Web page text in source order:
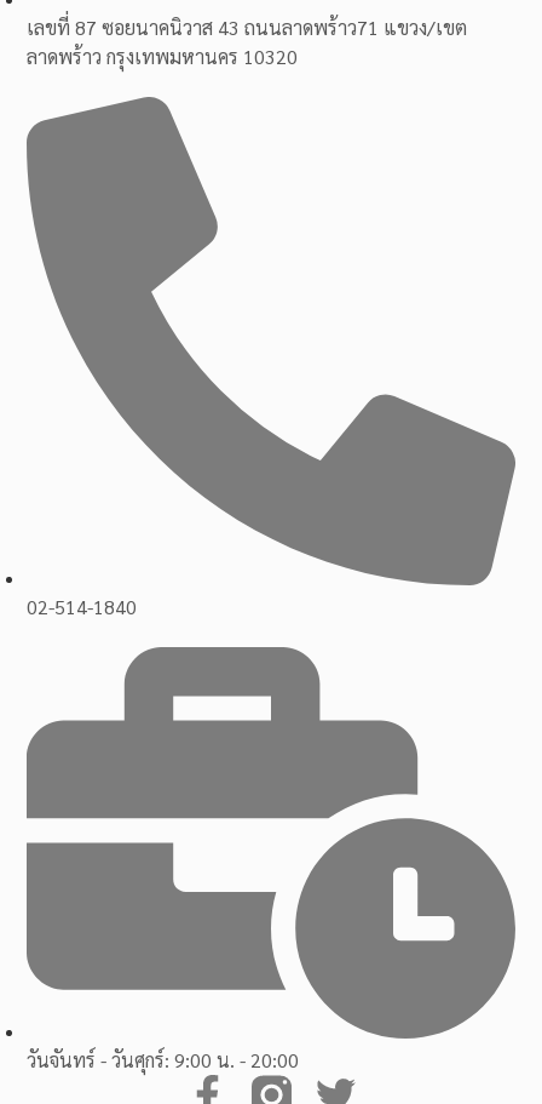
เลขที่ 87 ซอยนาคนิวาส 43 ถนนลาดพร้าว71 แขวง/เขต
ลาดพร้าว กรุงเทพมหานคร 10320
02-514-1840
วันจันทร์ - วันศุกร์: 9:00 น. - 20:00